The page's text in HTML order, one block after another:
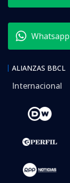
ALIANZAS BBCL
Internacional